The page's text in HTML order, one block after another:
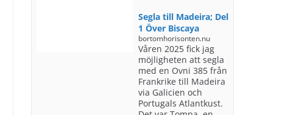
Segla till Madeira; Del
1 Över Biscaya
bortomhorisonten.nu
Våren 2025 fick jag
möjligheten att segla
med en Ovni 385 från
Frankrike till Madeira
via Galicien och
Portugals Atlantkust.